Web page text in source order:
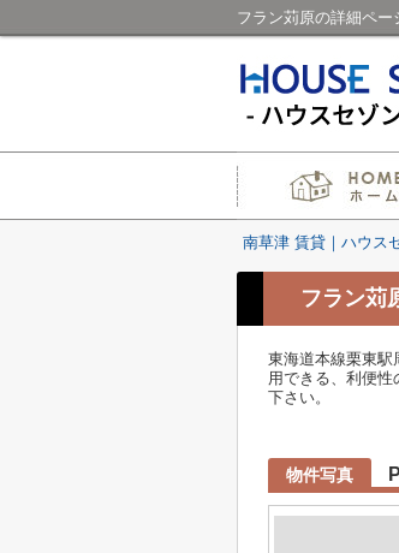
フラン苅原の詳細ペ
南草津 賃貸｜ハウス
フラン苅
東海道本線栗東駅
用できる、利便
下さい。
物件写真